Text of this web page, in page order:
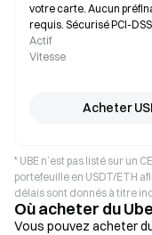
votre carte. Aucun
requis. Sécurisé PCI-
Actif
Vitesse
Acheter
* UBE n’est pas listé sur un
portefeuille en USDT/ETH
délais sont donnés à titre
Où acheter du
Vous pouvez acheter